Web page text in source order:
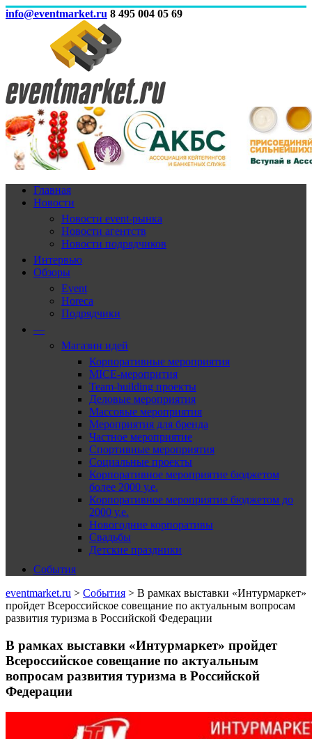
info@eventmarket.ru 8 495 004 05 69
Главная
Новости
Новости event-рынка
Новости агентств
Новости подрядчиков
Интервью
Обзоры
Event
Horeca
Подрядчики
—
Магазин идей
Корпоративные мероприятия
MICE-меропрития
Team-building проекты
Деловые мероприятия
Массовые мероприятия
Мероприятия для бренда
Частное мероприятие
Спортивные мероприятия
Социальные проекты
Корпоративное мероприятие бюджетом
более 2000 у.е.
Корпоративное мероприятие бюджетом до
2000 у.е.
Новогодние корпоративы
Свадьбы
Детские праздники
События
eventmarket.ru > События > В рамках выставки «Интурмаркет»
пройдет Всероссийское совещание по актуальным вопросам
развития туризма в Российской Федерации
В рамках выставки «Интурмаркет» пройдет
Всероссийское совещание по актуальным
вопросам развития туризма в Российской
Федерации